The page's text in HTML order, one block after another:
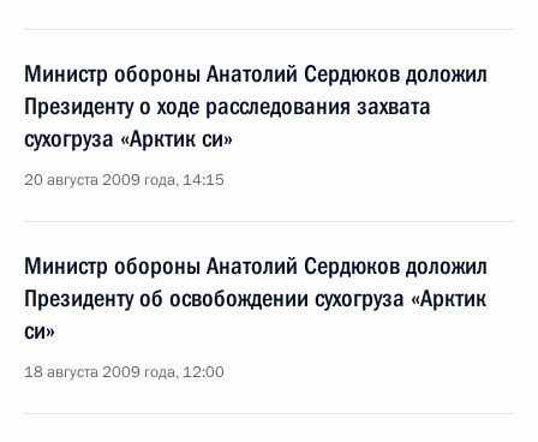
Министр обороны Анатолий Сердюков доложил
Президенту о ходе расследования захвата
сухогруза «Арктик си»
20 августа 2009 года, 14:15
Министр обороны Анатолий Сердюков доложил
Президенту об освобождении сухогруза «Арктик
си»
18 августа 2009 года, 12:00